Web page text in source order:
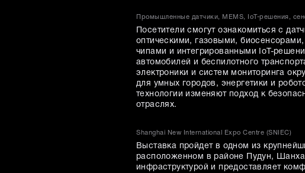
Промышленные датчики, MEMS, IoT-решения,
Посетители смогут ознакомиться с
оптическими, газовыми,
чипами и интегрированными IoT-
автомобилей и беспилотного
электроники и систем мониторинга
для умных городов, энергетики и
технологии изменяют подход к
отраслях.
Shanghai New International Expo Centre (SNIEC)
Выставка пройдет в одном из
расположенном в районе Пудун,
инфраструктурой и предоставляет